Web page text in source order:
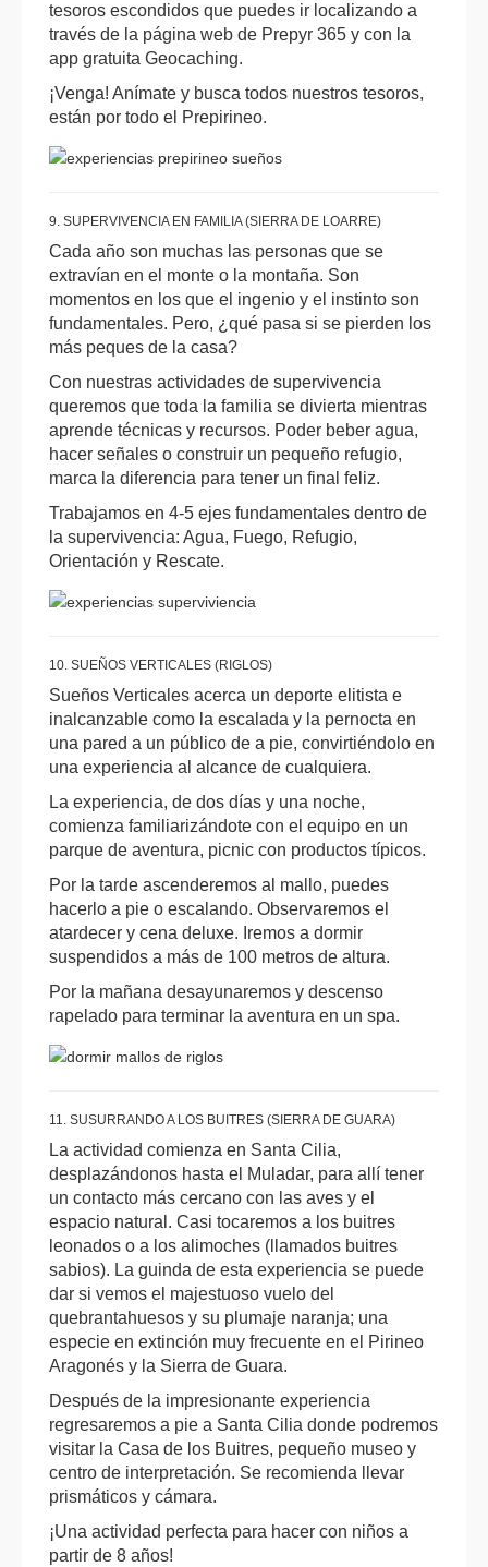
tesoros escondidos que puedes ir localizando a
través de la página web de Prepyr 365 y con la
app gratuita Geocaching.
¡Venga! Anímate y busca todos nuestros tesoros,
están por todo el Prepirineo.
9. SUPERVIVENCIA EN FAMILIA (SIERRA DE LOARRE)
Cada año son muchas las personas que se
extravían en el monte o la montaña. Son
momentos en los que el ingenio y el instinto son
fundamentales. Pero, ¿qué pasa si se pierden los
más peques de la casa?
Con nuestras actividades de supervivencia
queremos que toda la familia se divierta mientras
aprende técnicas y recursos. Poder beber agua,
hacer señales o construir un pequeño refugio,
marca la diferencia para tener un final feliz.
Trabajamos en 4-5 ejes fundamentales dentro de
la supervivencia: Agua, Fuego, Refugio,
Orientación y Rescate.
10. SUEÑOS VERTICALES (RIGLOS)
Sueños Verticales acerca un deporte elitista e
inalcanzable como la escalada y la pernocta en
una pared a un público de a pie, convirtiéndolo en
una experiencia al alcance de cualquiera.
La experiencia, de dos días y una noche,
comienza familiarizándote con el equipo en un
parque de aventura, picnic con productos típicos.
Por la tarde ascenderemos al mallo, puedes
hacerlo a pie o escalando. Observaremos el
atardecer y cena deluxe. Iremos a dormir
suspendidos a más de 100 metros de altura.
Por la mañana desayunaremos y descenso
rapelado para terminar la aventura en un spa.
11. SUSURRANDO A LOS BUITRES (SIERRA DE GUARA)
La actividad comienza en Santa Cilia,
desplazándonos hasta el Muladar, para allí tener
un contacto más cercano con las aves y el
espacio natural. Casi tocaremos a los buitres
leonados o a los alimoches (llamados buitres
sabios). La guinda de esta experiencia se puede
dar si vemos el majestuoso vuelo del
quebrantahuesos y su plumaje naranja; una
especie en extinción muy frecuente en el Pirineo
Aragonés y la Sierra de Guara.
Después de la impresionante experiencia
regresaremos a pie a Santa Cilia donde podremos
visitar la Casa de los Buitres, pequeño museo y
centro de interpretación. Se recomienda llevar
prismáticos y cámara.
¡Una actividad perfecta para hacer con niños a
partir de 8 años!